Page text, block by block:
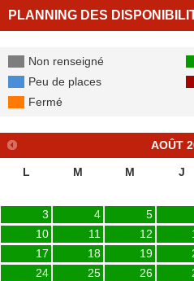
PLANNING DES
Non renseigné
Peu de places
Fermé
AOÛT
L M M J
3
4 5
10
11 12
17
18 19
24
25 26